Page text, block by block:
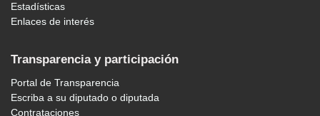
Estadísticas
Enlaces de interés
Transparencia y participación
Portal de Transparencia
Escriba a su diputado o diputada
Contrataciones